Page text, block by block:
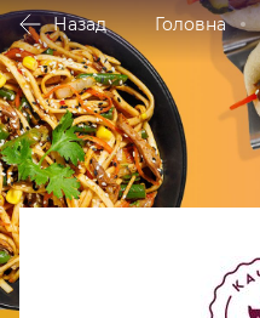
Назад Головна